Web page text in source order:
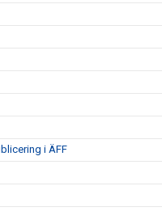
i ÄFF